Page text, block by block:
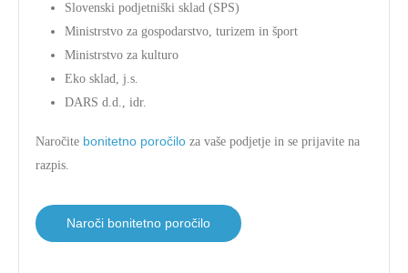
Slovenski podjetniški sklad (SPS)
Ministrstvo za gospodarstvo, turizem in šport
Ministrstvo za kulturo
Eko sklad, j.s.
DARS d.d., idr.
Naročite bonitetno poročilo za vaše podjetje in se prijavite na
razpis.
Naroči bonitetno poročilo